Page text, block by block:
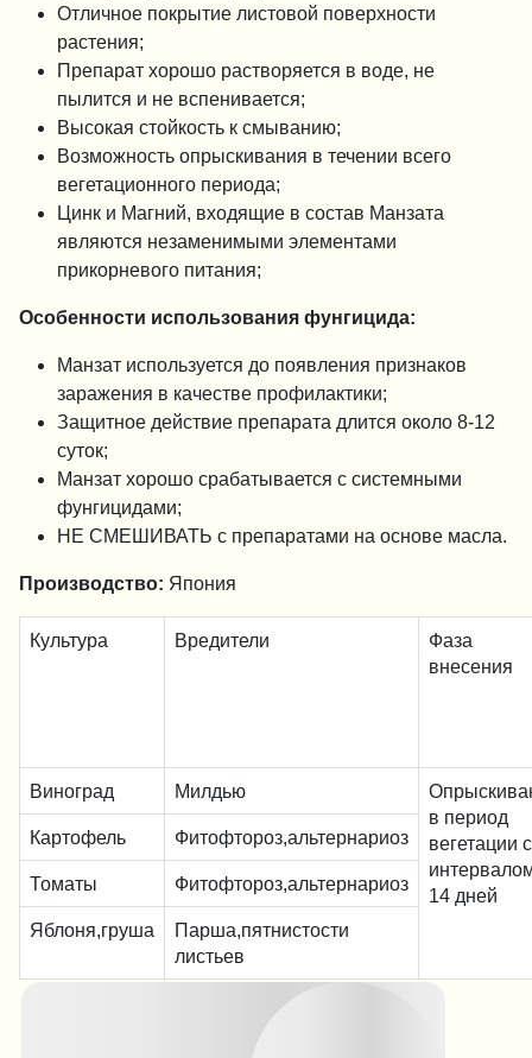
Отличное покрытие листовой поверхности
растения;
Препарат хорошо растворяется в воде, не
пылится и не вспенивается;
Высокая стойкость к смыванию;
Возможность опрыскивания в течении всего
вегетационного периода;
Цинк и Магний, входящие в состав Манзата
являются незаменимыми элементами
прикорневого питания;
Особенности использования фунгицида:
Манзат используется до появления признаков
заражения в качестве профилактики;
Защитное действие препарата длится около 8-12
суток;
Манзат хорошо срабатывается с системными
фунгицидами;
НЕ СМЕШИВАТЬ с препаратами на основе масла.
Производство: Япония
Культура Вредители
Фаза
внесения
Виноград Милдью
в период
вегетации с
14 дней
Картофель Фитофтороз,альтернариоз
Томаты Фитофтороз,альтернариоз
Яблоня,груша
Парша,пятнистости
листьев